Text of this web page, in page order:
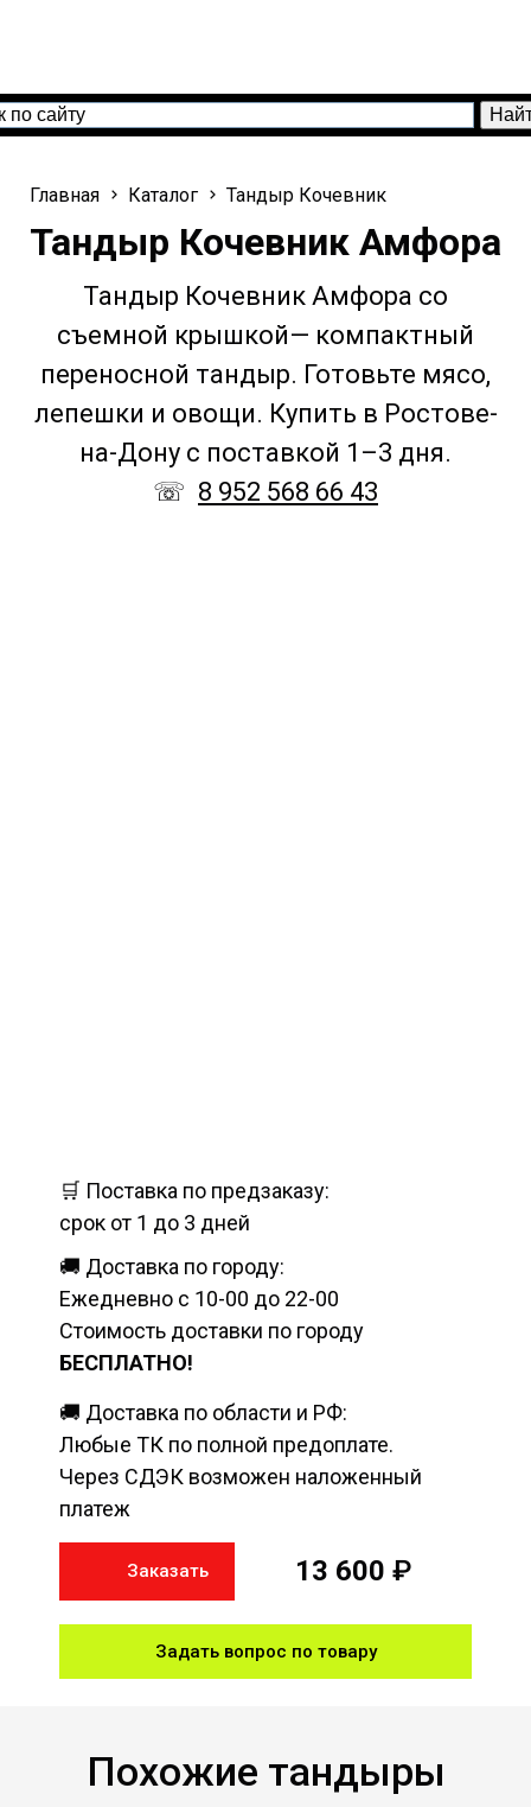
Главная Каталог Тандыр Кочевник
Тандыр Кочевник Амфора
Тандыр Кочевник Амфора со
съемной крышкой— компактный
переносной тандыр. Готовьте мясо,
лепешки и овощи. Купить в Ростове-
на-Дону с поставкой 1–3 дня.
☏ 8 952 568 66 43
🛒 Поставка по предзаказу:
срок от 1 до 3 дней
🚚 Доставка по городу:
Ежедневно с 10-00 до 22-00
Стоимость доставки по городу
БЕСПЛАТНО!
🚚 Доставка по области и РФ:
Любые ТК по полной предоплате.
Через СДЭК возможен наложенный
платеж
Заказать 13 600 ₽
Задать вопрос по товару
Похожие тандыры